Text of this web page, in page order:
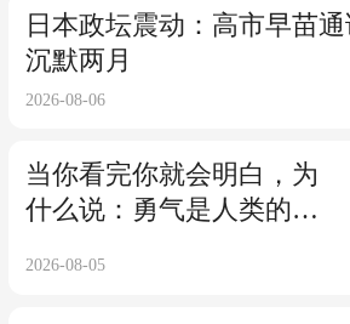
日本政坛震动：高市早苗
沉默两月
2026-08-06
当你看完你就会明白，为
什么说：勇气是人类的赞
2026-08-05